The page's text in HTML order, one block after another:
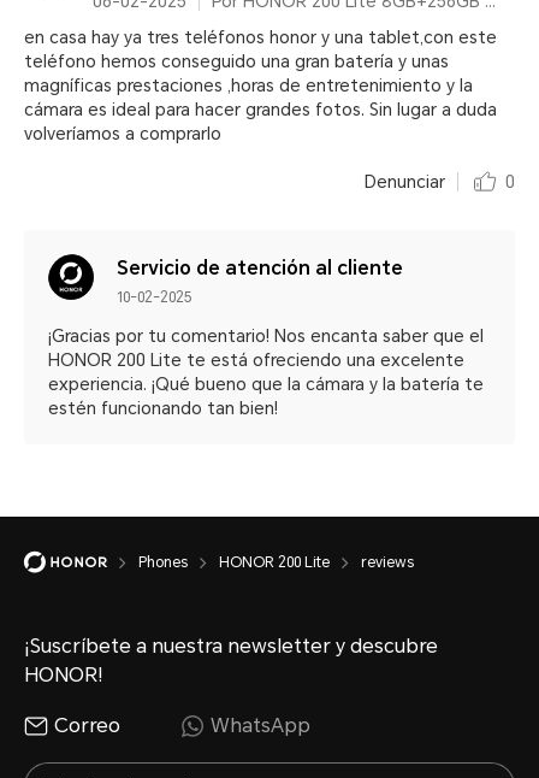
en casa hay ya tres teléfonos honor y una tablet,con este
teléfono hemos conseguido una gran batería y unas
magníficas prestaciones ,horas de entretenimiento y la
cámara es ideal para hacer grandes fotos. Sin lugar a duda
volveríamos a comprarlo
Denunciar 0
Servicio de atención al cliente
10-02-2025
¡Gracias por tu comentario! Nos encanta saber que el
HONOR 200 Lite te está ofreciendo una excelente
experiencia. ¡Qué bueno que la cámara y la batería te
estén funcionando tan bien!
Phones HONOR 200 Lite reviews
¡Suscríbete a nuestra newsletter y descubre
HONOR!
Correo WhatsApp